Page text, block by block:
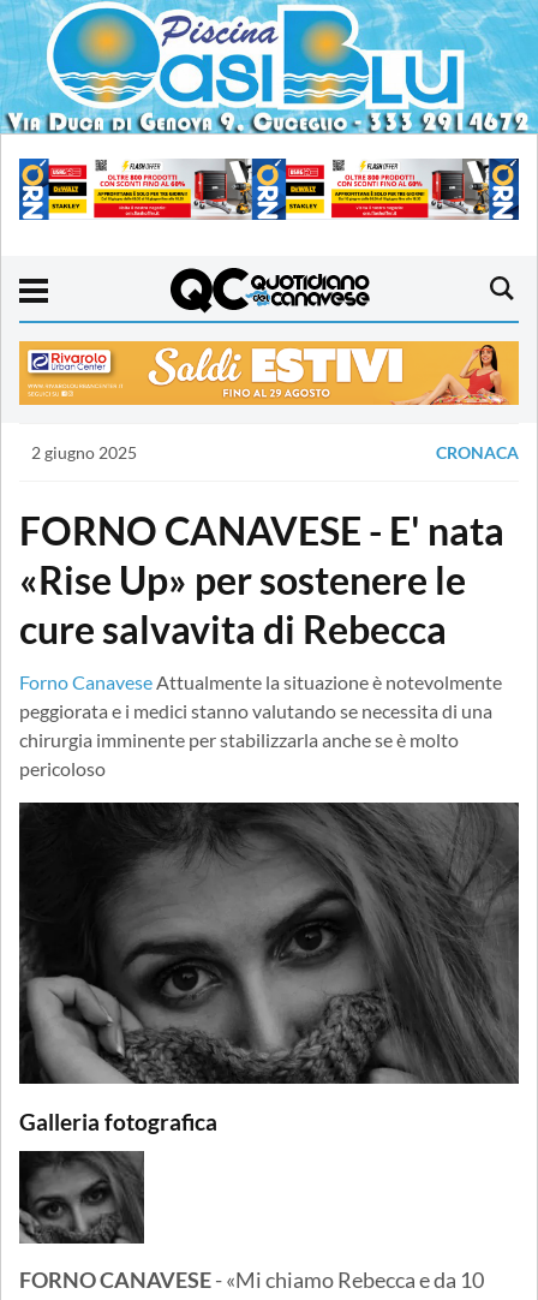
2 giugno 2025 CRONACA
FORNO CANAVESE - E' nata
«Rise Up» per sostenere le
cure salvavita di Rebecca
Forno Canavese Attualmente la situazione è notevolmente
peggiorata e i medici stanno valutando se necessita di una
chirurgia imminente per stabilizzarla anche se è molto
pericoloso
Galleria fotografica
FORNO CANAVESE- «Mi chiamo Rebecca e da 10